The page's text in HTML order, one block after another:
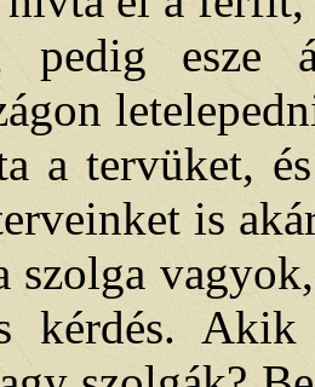
pedig esze
a tervüket,
is
szolga
kérdés.